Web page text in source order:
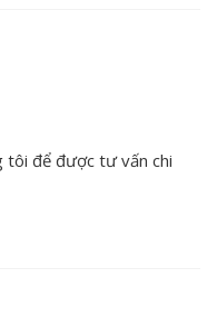
tôi để được tư vấn chi